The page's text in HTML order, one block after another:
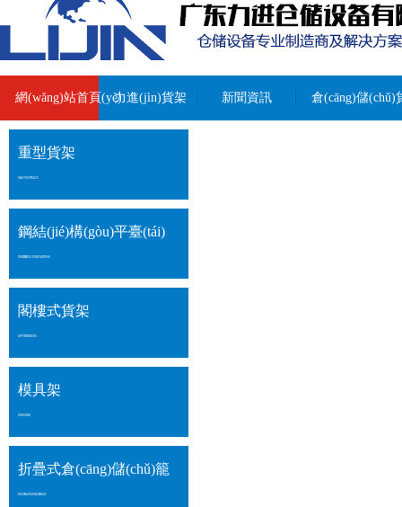
網(wǎng)站首頁(yè)力進(jìn)貨架 新聞資訊 倉(cāng)儲(chǔ)
重型貨架
HEAVY-DUTY RACK
鋼結(jié)構(gòu)平臺(tái)
THE STEEL STRUCTURE PLATFORM
閣樓式貨架
LOFT-STYLE SHELVES
模具架
DIE HOLDER
折疊式倉(cāng)儲(chǔ)籠
FOLDING WAREQUSE GAGE